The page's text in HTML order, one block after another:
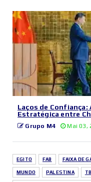
Laços de Confiança:
Estratégica entre
Grupo M4 Mai 03,
EGITO FAB FAIXA DE
MUNDO PALESTINA